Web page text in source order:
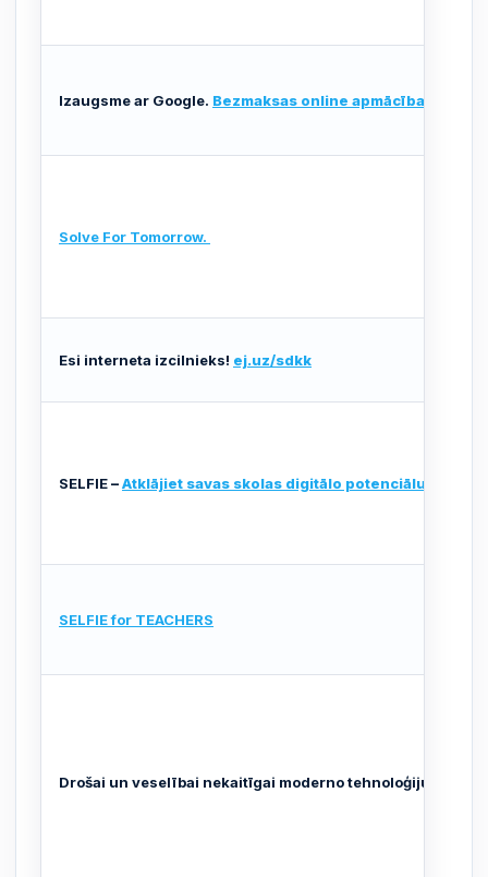
Izaugsme ar Google. Bezmaksas online apmācības par AI
Solve For Tomorrow.
Esi interneta izcilnieks! ej.uz/sdkk
SELFIE–Atklājiet savas skolas digitālo potenciālu
SELFIE for TEACHERS
Drošai un veselībai nekaitīgai moderno tehnoloģiju